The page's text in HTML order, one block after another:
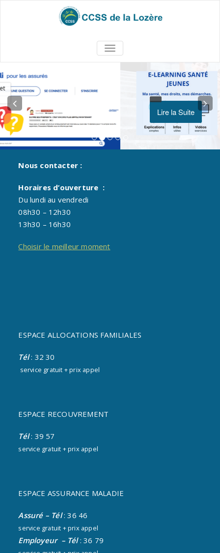
TOGGLE
NAVIGATION
Lire la Suite
Nous contacter :
Horaires d’ouverture :
Du lundi au vendredi
08h30 – 12h30
13h30 – 16h30
Choisir le meilleur moment
ESPACE ALLOCATIONS FAMILIALES
Tél: 32 30
service gratuit + prix appel
ESPACE RECOUVREMENT
Tél: 39 57
service gratuit + prix appel
ESPACE ASSURANCE MALADIE
Assuré – Tél: 36 46
service gratuit + prix appel
Employeur – Tél: 36 79